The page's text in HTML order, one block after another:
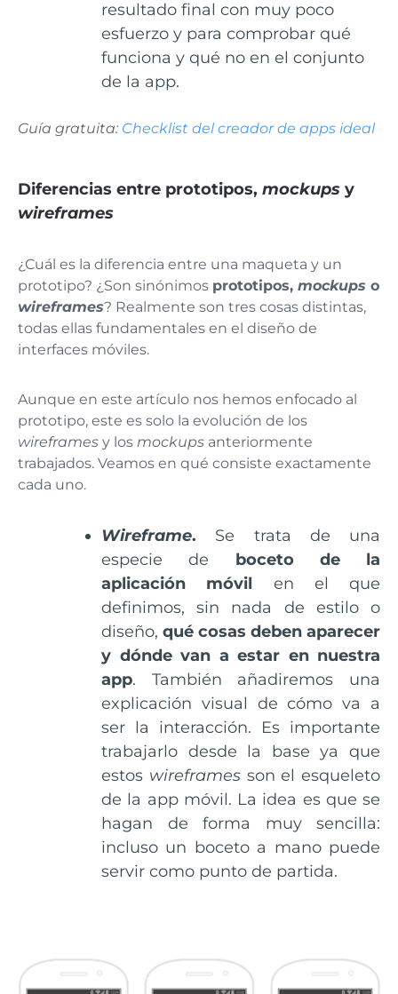
resultado final con muy poco
esfuerzo y para comprobar qué
funciona y qué no en el conjunto
de la app.
Guía gratuita: Checklist del creador de apps ideal
Diferencias entre prototipos, mockups y
wireframes
¿Cuál es la diferencia entre una maqueta y un
prototipo? ¿Son sinónimos prototipos, mockups o
wireframes? Realmente son tres cosas distintas,
todas ellas fundamentales en el diseño de
interfaces móviles.
Aunque en este artículo nos hemos enfocado al
prototipo, este es solo la evolución de los
wireframes y los mockups anteriormente
trabajados. Veamos en qué consiste exactamente
cada uno.
Wireframe. Se trata de una
especie de boceto de la
aplicación móvil en el que
definimos, sin nada de estilo o
diseño, qué cosas deben aparecer
y dónde van a estar en nuestra
app. También añadiremos una
explicación visual de cómo va a
ser la interacción. Es importante
trabajarlo desde la base ya que
estos wireframesson el esqueleto
de la app móvil. La idea es que se
hagan de forma muy sencilla:
incluso un boceto a mano puede
servir como punto de partida.